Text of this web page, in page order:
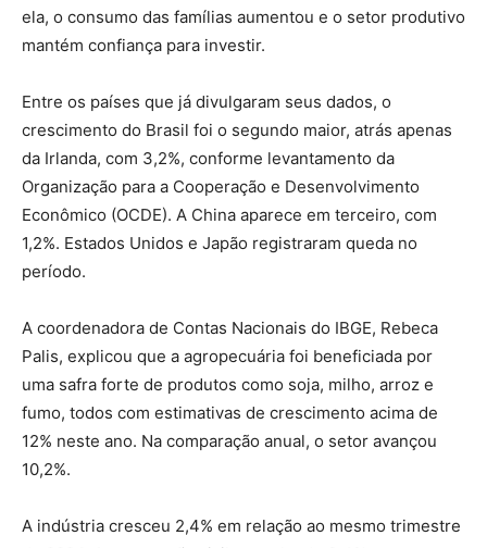
ela, o consumo das famílias aumentou e o setor produtivo
mantém confiança para investir.
Entre os países que já divulgaram seus dados, o
crescimento do Brasil foi o segundo maior, atrás apenas
da Irlanda, com 3,2%, conforme levantamento da
Organização para a Cooperação e Desenvolvimento
Econômico (OCDE). A China aparece em terceiro, com
1,2%. Estados Unidos e Japão registraram queda no
período.
A coordenadora de Contas Nacionais do IBGE, Rebeca
Palis, explicou que a agropecuária foi beneficiada por
uma safra forte de produtos como soja, milho, arroz e
fumo, todos com estimativas de crescimento acima de
12% neste ano. Na comparação anual, o setor avançou
10,2%.
A indústria cresceu 2,4% em relação ao mesmo trimestre